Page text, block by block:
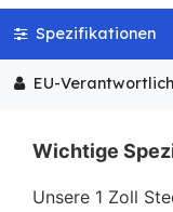
Spezifikationen
EU-
Wichtige
Unsere 1 Zoll